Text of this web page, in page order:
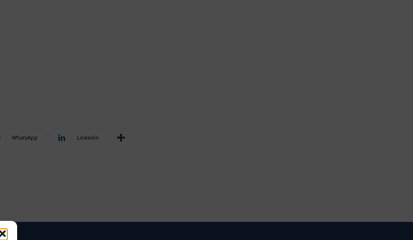
WhatsApp Linkedin